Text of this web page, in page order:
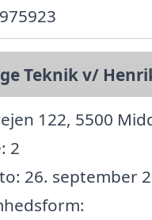
Teknik v/
122, 5500
2
26. september